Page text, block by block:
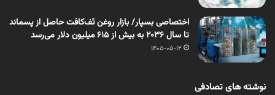
اختصاصی بسپار/ بازار روغن تَف‌کافت حاصل از پسماند
تا سال ۲۰۳۶ به بیش از ۶۱۵ میلیون دلار می‌رسد
1405-05-12
نوشته های تصادفی